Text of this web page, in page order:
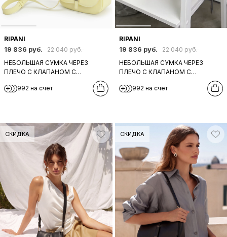
RIPANI
19 836 руб.
22 040 руб.
НЕБОЛЬШАЯ СУМКА ЧЕРЕЗ
ПЛЕЧО С КЛАПАНОМ С
АКЦЕНТНОЙ ФУРНИТУРОЙ ОТ
RIPANI ИЗ ГЛАДКОЙ
НАТУРАЛЬНОЙ КОЖИ ЖЕЛТОГО
992 на счет
RIPANI
19 836 руб.
22 040 руб.
НЕБОЛЬШАЯ СУМКА ЧЕРЕЗ
ПЛЕЧО С КЛАПАНОМ С
АКЦЕНТНОЙ ФУРНИТУРОЙ ОТ
RIPANI ИЗ ГЛАДКОЙ
НАТУРАЛЬНОЙ КОЖИ РЫЖЕГО
992 на счет
СКИДКА СКИДКА